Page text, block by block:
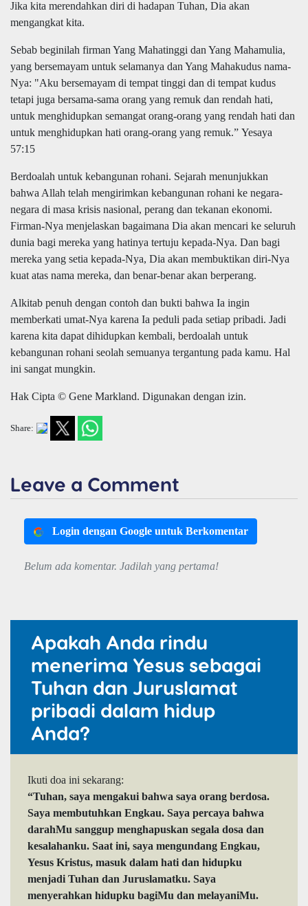
Jika kita merendahkan diri di hadapan Tuhan, Dia akan
mengangkat kita.
Sebab beginilah firman Yang Mahatinggi dan Yang Mahamulia,
yang bersemayam untuk selamanya dan Yang Mahakudus nama-
Nya: "Aku bersemayam di tempat tinggi dan di tempat kudus
tetapi juga bersama-sama orang yang remuk dan rendah hati,
untuk menghidupkan semangat orang-orang yang rendah hati dan
untuk menghidupkan hati orang-orang yang remuk.” Yesaya
57:15
Berdoalah untuk kebangunan rohani. Sejarah menunjukkan
bahwa Allah telah mengirimkan kebangunan rohani ke negara-
negara di masa krisis nasional, perang dan tekanan ekonomi.
Firman-Nya menjelaskan bagaimana Dia akan mencari ke seluruh
dunia bagi mereka yang hatinya tertuju kepada-Nya. Dan bagi
mereka yang setia kepada-Nya, Dia akan membuktikan diri-Nya
kuat atas nama mereka, dan benar-benar akan berperang.
Alkitab penuh dengan contoh dan bukti bahwa Ia ingin
memberkati umat-Nya karena Ia peduli pada setiap pribadi. Jadi
karena kita dapat dihidupkan kembali, berdoalah untuk
kebangunan rohani seolah semuanya tergantung pada kamu. Hal
ini sangat mungkin.
Hak Cipta © Gene Markland. Digunakan dengan izin.
Share:
Leave a Comment
Login dengan Google untuk Berkomentar
Belum ada komentar. Jadilah yang pertama!
Apakah Anda rindu
menerima Yesus sebagai
Tuhan dan Juruslamat
pribadi dalam hidup
Anda?
Ikuti doa ini sekarang:
“Tuhan, saya mengakui bahwa saya orang berdosa.
Saya membutuhkan Engkau. Saya percaya bahwa
darahMu sanggup menghapuskan segala dosa dan
kesalahanku. Saat ini, saya mengundang Engkau,
Yesus Kristus, masuk dalam hati dan hidupku
menjadi Tuhan dan Juruslamatku. Saya
menyerahkan hidupku bagiMu dan melayaniMu.